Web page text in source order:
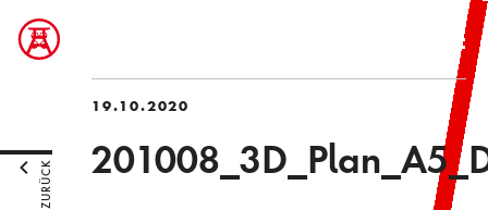
19.10.2020
ZURÜCK